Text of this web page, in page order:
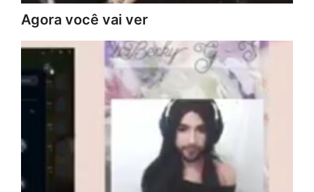
Agora você vai ver